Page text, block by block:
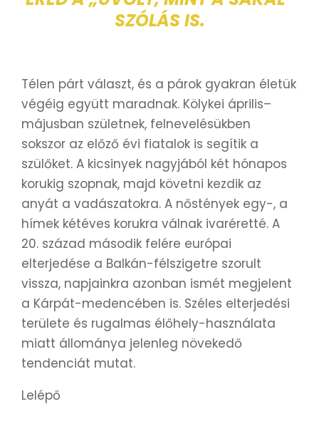
SZÓLÁS IS.
Télen párt választ, és a párok gyakran életük
végéig együtt maradnak. Kölykei április–
májusban születnek, felnevelésükben
sokszor az előző évi fiatalok is segítik a
szülőket. A kicsinyek nagyjából két hónapos
korukig szopnak, majd követni kezdik az
anyát a vadászatokra. A nőstények egy-, a
hímek kétéves korukra válnak ivaréretté. A
20. század második felére európai
elterjedése a Balkán-félszigetre szorult
vissza, napjainkra azonban ismét megjelent
a Kárpát-medencében is. Széles elterjedési
területe és rugalmas élőhely-használata
miatt állománya jelenleg növekedő
tendenciát mutat.
Lelépő